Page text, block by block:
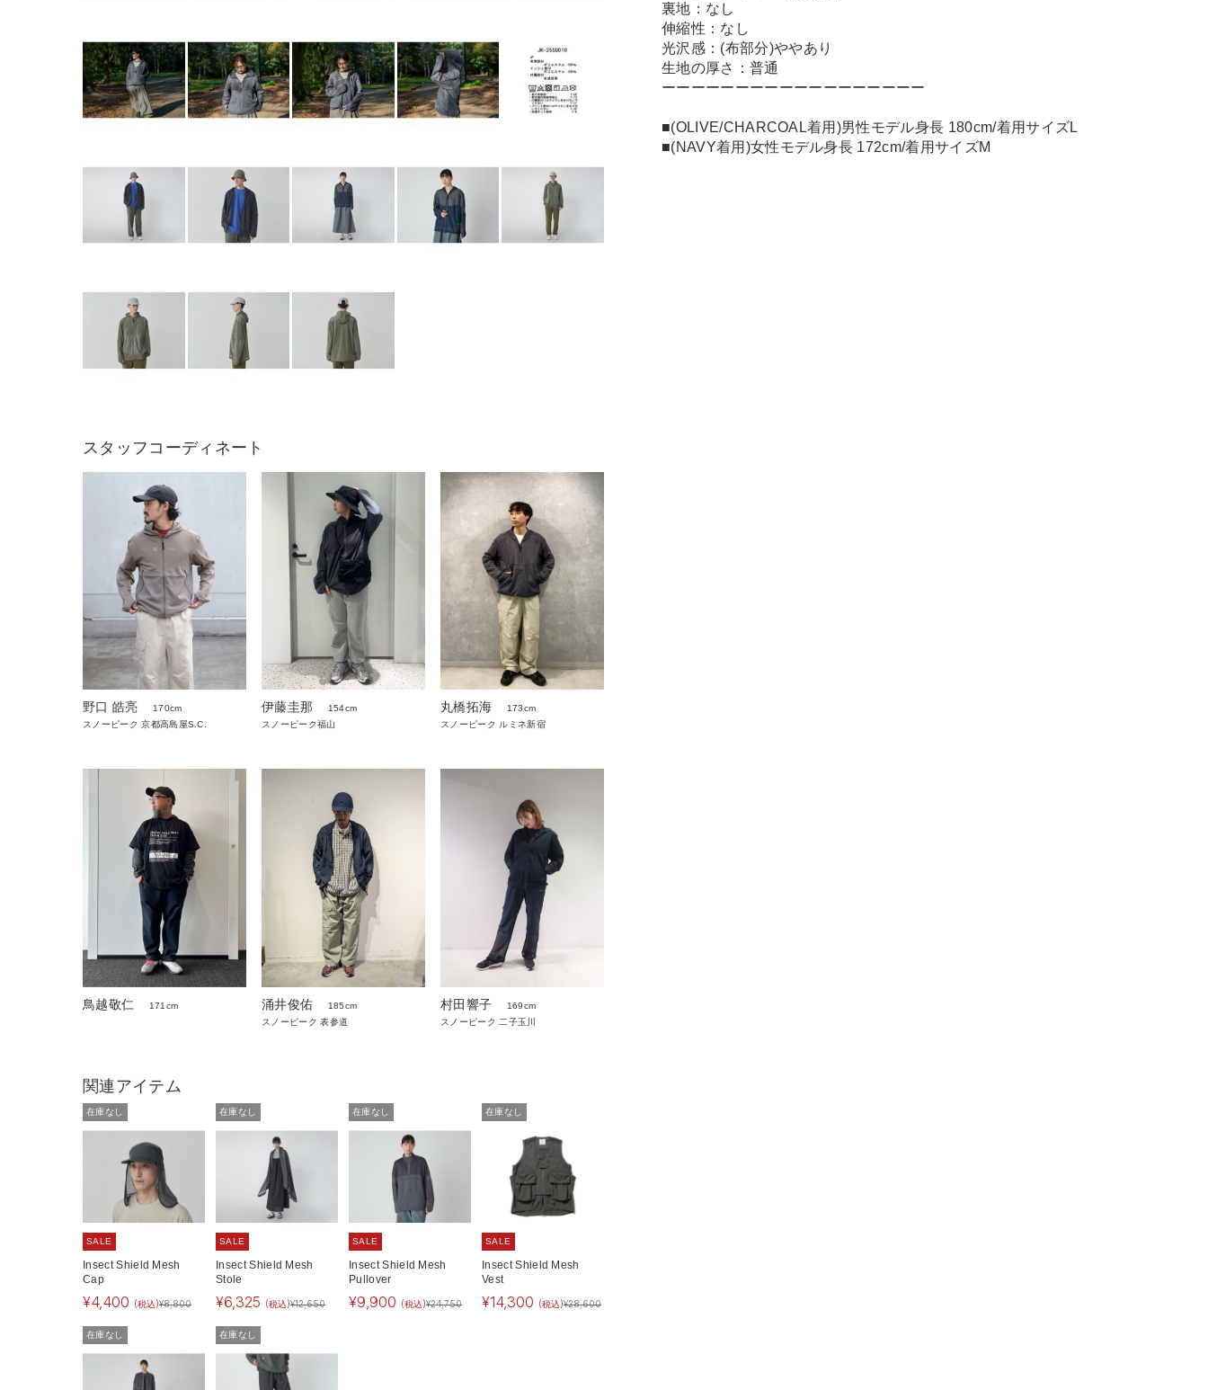
裏地：なし
伸縮性：なし
光沢感：(布部分)ややあり
生地の厚さ：普通
ーーーーーーーーーーーーーーーーーー
■(OLIVE/CHARCOAL着用)男性モデル身長 180cm/着用サイズL
■(NAVY着用)女性モデル身長 172cm/着用サイズM
スタッフコーディネート
野口 皓亮
170cm
スノーピーク 京都高島屋S.C.
伊藤圭那
154cm
スノーピーク福山
丸橋拓海
173cm
スノーピーク ルミネ新宿
鳥越敬仁 171cm 涌井俊佑
185cm
スノーピーク 表参道
村田響子
169cm
スノーピーク 二子玉川
関連アイテム
在庫なし
SALE
Insect Shield Mesh
Cap
¥4,400 (税込)¥8,800
在庫なし
SALE
Insect Shield Mesh
Stole
¥6,325 (税込)¥12,650
在庫なし
SALE
Insect Shield Mesh
Pullover
¥9,900 (税込)¥24,750
在庫なし
SALE
Insect Shield Mesh
Vest
¥14,300 (税込)¥28,600
在庫なし 在庫なし